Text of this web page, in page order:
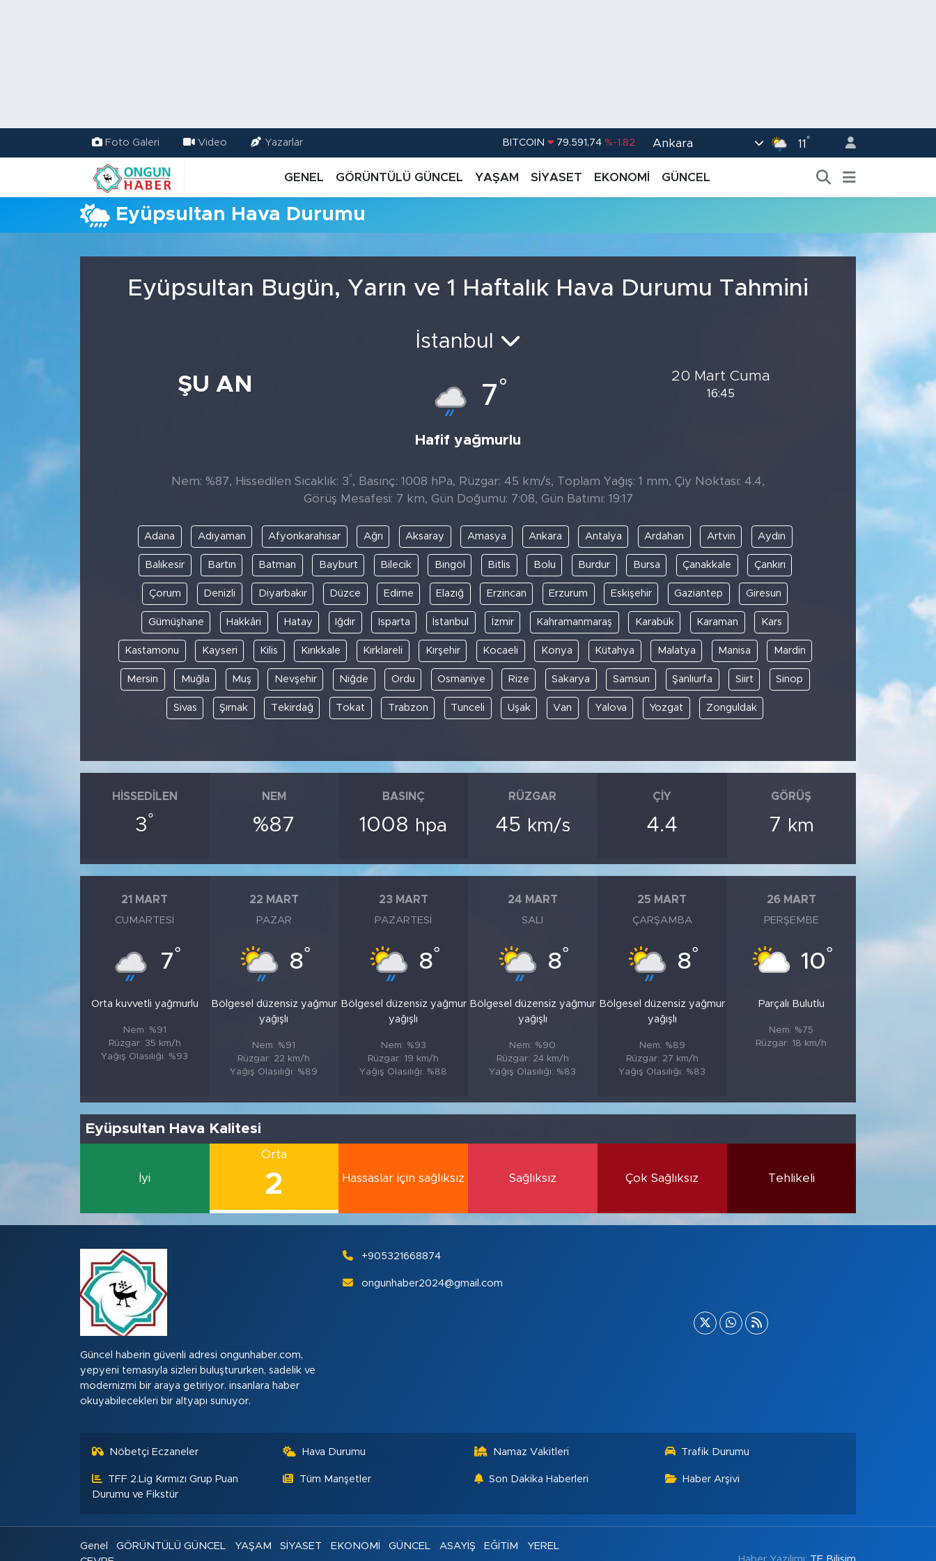
Foto Galeri Video Yazarlar BITCOIN 79.591,74 %-1.82 Ankara 11 °
GENEL GÖRÜNTÜLÜ GÜNCEL YAŞAM SİYASET EKONOMİ GÜNCEL
Eyüpsultan Hava Durumu
Eyüpsultan Bugün, Yarın ve 1 Haftalık Hava Durumu Tahmini
ŞU AN
İstanbul
7°
Hafif yağmurlu
20 Mart Cuma
16:45
Nem: %87, Hissedilen Sıcaklık: 3°, Basınç: 1008 hPa, Rüzgar: 45 km/s, Toplam Yağış: 1 mm, Çiy Noktası: 4.4,
Görüş Mesafesi: 7 km, Gün Doğumu: 7:08, Gün Batımı: 19:17
Adana Adıyaman Afyonkarahisar Ağrı Aksaray Amasya Ankara Antalya Ardahan Artvin Aydın
Balıkesir Bartın Batman Bayburt Bilecik Bingöl Bitlis Bolu Burdur Bursa Çanakkale Çankırı
Çorum Denizli Diyarbakır Düzce Edirne Elazığ Erzincan Erzurum Eskişehir Gaziantep Giresun
Gümüşhane Hakkâri Hatay Iğdır Isparta İstanbul İzmir Kahramanmaraş Karabük Karaman Kars
Kastamonu Kayseri Kilis Kırıkkale Kırklareli Kırşehir Kocaeli Konya Kütahya Malatya Manisa Mardin
Mersin Muğla Muş Nevşehir Niğde Ordu Osmaniye Rize Sakarya Samsun Şanlıurfa Siirt Sinop
Sivas Şırnak Tekirdağ Tokat Trabzon Tunceli Uşak Van Yalova Yozgat Zonguldak
HISSEDILEN
3°
NEM
%87
BASINÇ
1008 hpa
RÜZGAR
45 km/s
ÇIY
4.4
GÖRÜŞ
7 km
21 MART
CUMARTESI
7°
Orta kuvvetli yağmurlu
Nem: %91
Rüzgar: 35 km/h
Yağış Olasılığı: %93
22 MART
PAZAR
8°
Bölgesel düzensiz yağmur
yağışlı
Nem: %91
Rüzgar: 22 km/h
Yağış Olasılığı: %89
23 MART
PAZARTESI
8°
Bölgesel düzensiz yağmur
yağışlı
Nem: %93
Rüzgar: 19 km/h
Yağış Olasılığı: %88
24 MART
SALI
8°
Bölgesel düzensiz yağmur
yağışlı
Nem: %90
Rüzgar: 24 km/h
Yağış Olasılığı: %83
25 MART
ÇARŞAMBA
8°
Bölgesel düzensiz yağmur
yağışlı
Nem: %89
Rüzgar: 27 km/h
Yağış Olasılığı: %83
26 MART
PERŞEMBE
10°
Parçalı Bulutlu
Nem: %75
Rüzgar: 18 km/h
Eyüpsultan Hava Kalitesi
İyi
Orta
2 Hassaslar için sağlıksız Sağlıksız Çok Sağlıksız Tehlikeli
Güncel haberin güvenli adresi ongunhaber.com,
yepyeni temasıyla sizleri buluştururken, sadelik ve
modernizmi bir araya getiriyor. insanlara haber
okuyabilecekleri bir altyapı sunuyor.
+905321668874
ongunhaber2024@gmail.com
Nöbetçi Eczaneler Hava Durumu Namaz Vakitleri Trafik Durumu
TFF 2.Lig Kırmızı Grup Puan
Durumu ve Fikstür
Tüm Manşetler Son Dakika Haberleri Haber Arşivi
Genel GÖRÜNTÜLÜ GÜNCEL YAŞAM SİYASET EKONOMİ GÜNCEL ASAYİŞ EĞİTİM
YEREL
Trafik Durumu
TFF 2.Lig Kırmızı Grup Puan Durumu ve Fikstür
Tüm Manşetler